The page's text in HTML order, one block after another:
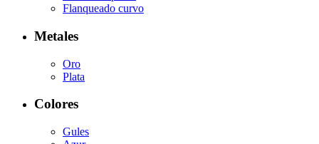
Flanqueado curvo
Metales
Oro
Plata
Colores
Gules